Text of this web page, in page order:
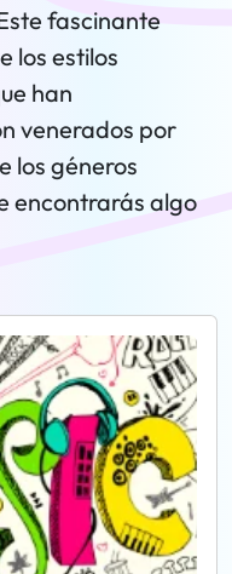
fascinante
los estilos
han
venerados por
los géneros
encontrarás algo